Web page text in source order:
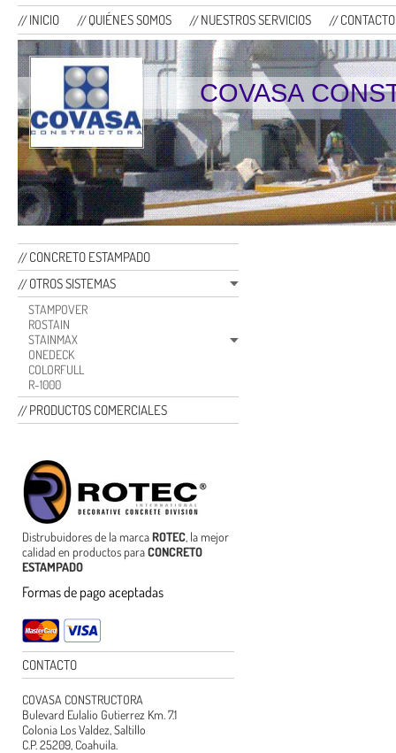
INICIO QUIÉNES SOMOS NUESTROS SERVICIOS CONTACTO
COVASA
CONCRETO ESTAMPADO
OTROS SISTEMAS
STAMPOVER
ROSTAIN
STAINMAX
ONEDECK
COLORFULL
R-1000
PRODUCTOS COMERCIALES
Distrubuidores de la marcaROTEC , la mejor
calidad en productos paraCONCRETO
ESTAMPADO
Formas de pago aceptadas
CONTACTO
COVASA CONSTRUCTORA
Bulevard Eulalio Gutierrez Km. 7.1
Colonia Los Valdez, Saltillo
C.P. 25209, Coahuila.